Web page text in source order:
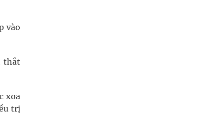
vào
thắt
xoa
trị